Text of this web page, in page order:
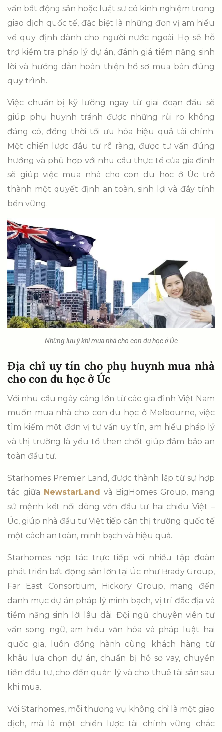
vấn bất động sản hoặc luật sư có kinh nghiệm trong
giao dịch quốc tế, đặc biệt là những đơn vị am hiểu
về quy định dành cho người nước ngoài. Họ sẽ hỗ
trợ kiểm tra pháp lý dự án, đánh giá tiềm năng sinh
lời và hướng dẫn hoàn thiện hồ sơ mua bán đúng
quy trình.
Việc chuẩn bị kỹ lưỡng ngay từ giai đoạn đầu sẽ
giúp phụ huynh tránh được những rủi ro không
đáng có, đồng thời tối ưu hóa hiệu quả tài chính.
Một chiến lược đầu tư rõ ràng, được tư vấn đúng
hướng và phù hợp với nhu cầu thực tế của gia đình
sẽ giúp việc mua nhà cho con du học ở Úc trở
thành một quyết định an toàn, sinh lợi và đầy tính
bền vững.
Những lưu ý khi mua nhà cho con du học ở Úc
Địa chỉ uy tín cho phụ huynh mua nhà
cho con du học ở Úc
Với nhu cầu ngày càng lớn từ các gia đình Việt Nam
muốn mua nhà cho con du học ở Melbourne, việc
tìm kiếm một đơn vị tư vấn uy tín, am hiểu pháp lý
và thị trường là yếu tố then chốt giúp đảm bảo an
toàn đầu tư.
Starhomes Premier Land, được thành lập từ sự hợp
tác giữa NewstarLand và BigHomes Group, mang
sứ mệnh kết nối dòng vốn đầu tư hai chiều Việt –
Úc, giúp nhà đầu tư Việt tiếp cận thị trường quốc tế
một cách an toàn, minh bạch và hiệu quả.
Starhomes hợp tác trực tiếp với nhiều tập đoàn
phát triển bất động sản lớn tại Úc như Brady Group,
Far East Consortium, Hickory Group, mang đến
danh mục dự án pháp lý minh bạch, vị trí đắc địa và
tiềm năng sinh lời lâu dài. Đội ngũ chuyên viên tư
vấn song ngữ, am hiểu văn hóa và pháp luật hai
quốc gia, luôn đồng hành cùng khách hàng từ
khâu lựa chọn dự án, chuẩn bị hồ sơ vay, chuyển
tiền đầu tư, cho đến quản lý và cho thuê tài sản sau
khi mua.
Với Starhomes, mỗi thương vụ không chỉ là một giao
dịch, mà là một chiến lược tài chính vững chắc